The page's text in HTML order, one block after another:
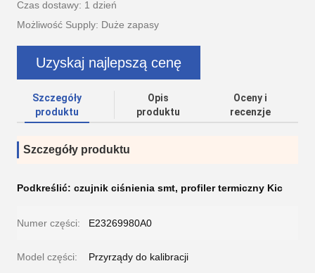
Czas dostawy: 1 dzień
Możliwość Supply: Duże zapasy
Uzyskaj najlepszą cenę
Szczegóły
produktu
Opis
produktu
Oceny i
recenzje
Szczegóły produktu
Podkreślić: czujnik ciśnienia smt, profiler termiczny Kic
Numer części: E23269980A0
Model części: Przyrządy do kalibracji